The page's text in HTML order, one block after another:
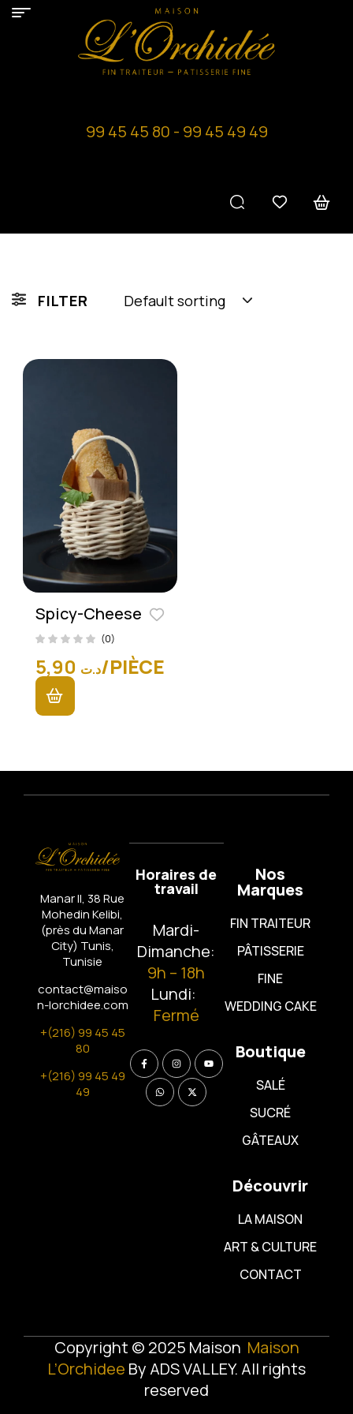
99 45 45 80 - 99 45 49 49
FILTER Default sorting
Spicy-Cheese
(0)
د.ت/PIÈCE
Manar II, 38 Rue
Mohedin Kelibi,
(près du Manar
City) Tunis,
Tunisie
contact@maiso
n-lorchidee.com
+(216) 99 45 45
80
+(216) 99 45 49
49
Nos
Marques
FIN TRAITEUR
PÂTISSERIE
FINE
WEDDING CAKE
Boutique
SALÉ
SUCRÉ
GÂTEAUX
Découvrir
LA MAISON
ART & CULTURE
CONTACT
Horaires de
travail
Mardi-
Dimanche:
9h – 18h
Lundi:
Fermé
Copyright © 2025 Maison Maison
L’Orchidee By ADS VALLEY. All rights
reserved